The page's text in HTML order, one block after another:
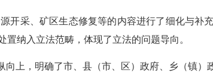
采、矿区生态修复等的内容进行了细化与补
纳入立法范畴，体现了立法的问题导向。
上，明确了市、县（市、区）政府、乡（镇）